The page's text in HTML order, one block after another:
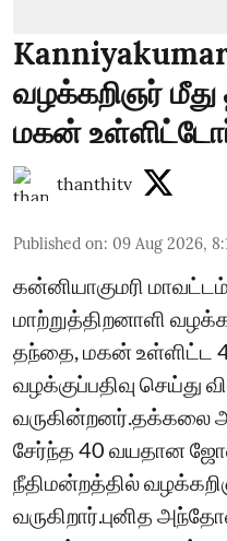
வழக்கறிஞர்
மகன் உள்ளிட்டோர்
thanthitv
Published on: 09 Aug 2026,
கன்னியாகுமரி
மாற்றுத்திறனாளி
தந்தை, மகன் உள்ளிட்ட 4
வழக்குப்பதிவு செய்து
வருகின்றனர்.தக்கலை
சேர்ந்த 40 வயதான
நீதிமன்றத்தில்
வருகிறார்.புனித